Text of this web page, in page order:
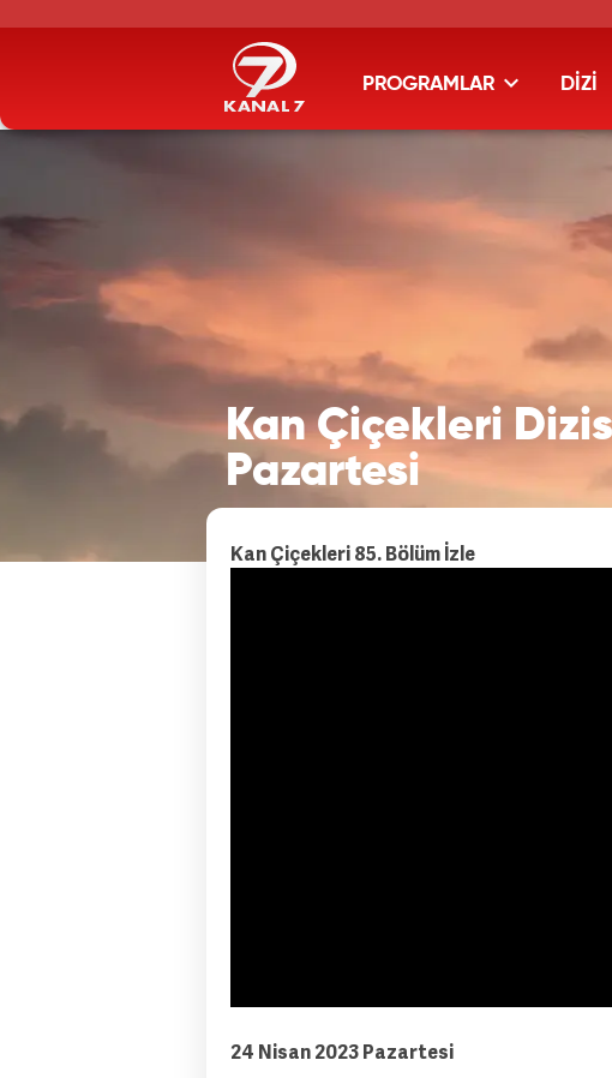
PROGRAMLAR DİZİ
Kan Çiçekleri
Pazartesi
Kan Çiçekleri 85. Bölüm İzle
24 Nisan 2023 Pazartesi